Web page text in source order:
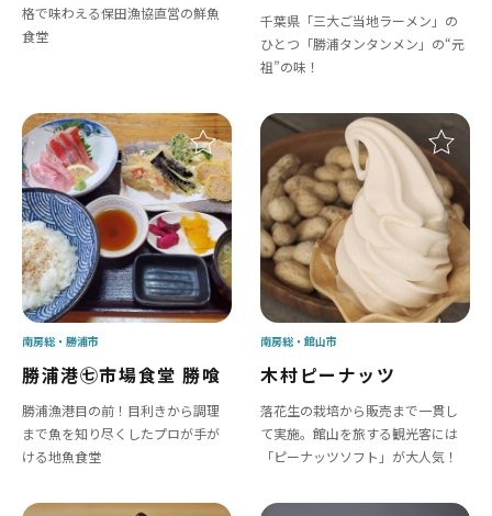
格で味わえる保田漁協直営の鮮魚
食堂
千葉県「三大ご当地ラーメン」の
ひとつ「勝浦タンタンメン」の“元
祖”の味！
勝浦港㊆市場食堂 勝喰
勝浦漁港目の前！目利きから調理
まで魚を知り尽くしたプロが手が
ける地魚食堂
南房総 勝浦市
木村ピーナッツ
落花生の栽培から販売まで一貫し
て実施。館山を旅する観光客には
「ピーナッツソフト」が大人気！
南房総 館山市